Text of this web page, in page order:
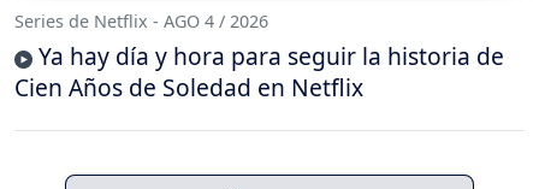
Series de Netflix - AGO 4 / 2026
Ya hay día y hora para seguir la historia de
Cien Años de Soledad en Netflix